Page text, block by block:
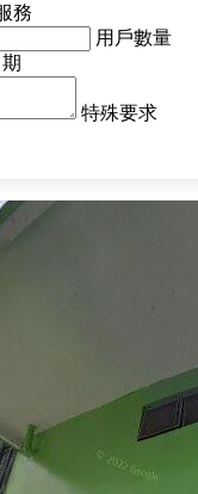
務
用戶數量
特殊要求